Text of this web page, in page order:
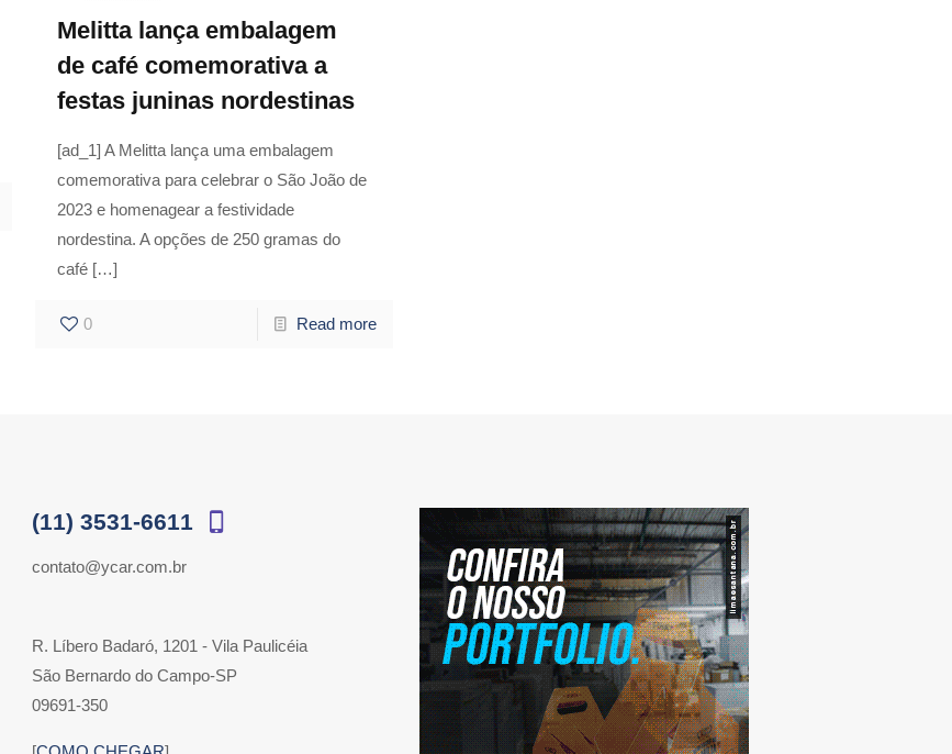
Melitta lança embalagem
de café comemorativa a
festas juninas nordestinas
[ad_1] A Melitta lança uma embalagem
comemorativa para celebrar o São João de
2023 e homenagear a festividade
nordestina. A opções de 250 gramas do
café […]
0 Read more
(11) 3531-6611
contato@ycar.com.br
R. Líbero Badaró, 1201 - Vila Paulicéia
São Bernardo do Campo-SP
09691-350